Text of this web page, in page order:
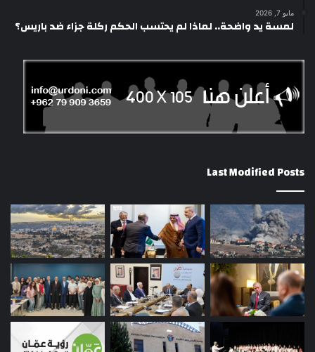
مايو 7, 2026
لمسة يد واضحة.. لماذا لم يحتسب الحكم ركلة جزاء ضد باريس؟
Last Modified Posts